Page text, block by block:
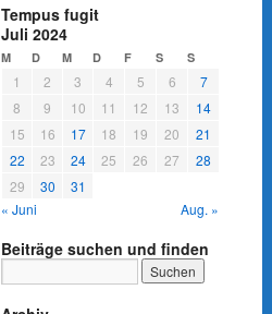
Tempus fugit
Juli 2024
M D M D F S S
1 2 3 4 5 6
7
8
9 10 11 12 13
14
15
16 17 18 19 20
21
22
23 24 25 26 27
28
29
30
31
« Juni
Aug. »
Beiträge suchen und finden